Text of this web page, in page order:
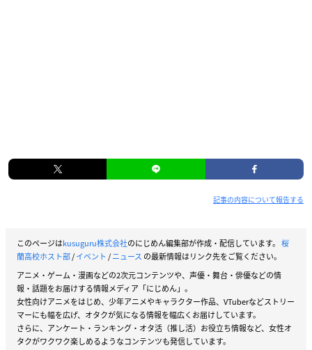
記事の内容について報告する
このページはkusuguru株式会社のにじめん編集部が作成・配信しています。 桜
蘭高校ホスト部/イベント /ニュース の最新情報はリンク先をご覧ください。
アニメ・ゲーム・漫画などの2次元コンテンツや、声優・舞台・俳優などの情
報・話題をお届けする情報メディア「にじめん」。
女性向けアニメをはじめ、少年アニメやキャラクター作品、VTuberなどストリー
マーにも幅を広げ、オタクが気になる情報を幅広くお届けしています。
さらに、アンケート・ランキング・オタ活（推し活）お役立ち情報など、女性オ
タクがワクワク楽しめるようなコンテンツも発信しています。